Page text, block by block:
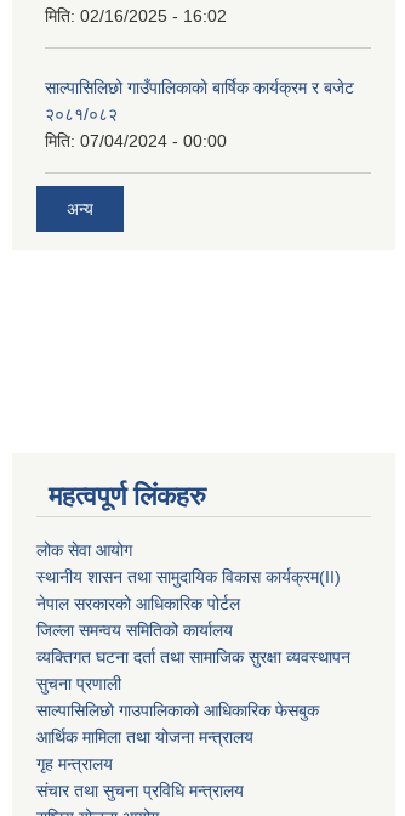
मिति: 02/16/2025 - 16:02
साल्पासिलिछो गाउँपालिकाको बार्षिक कार्यक्रम र बजेट
२०८१/०८२
मिति: 07/04/2024 - 00:00
अन्य
महत्वपूर्ण लिंकहरु
लोक सेवा आयोग
स्थानीय शासन तथा सामुदायिक विकास कार्यक्रम(II)
नेपाल सरकारको आधिकारिक पोर्टल
जिल्ला समन्वय समितिको कार्यालय
व्यक्तिगत घटना दर्ता तथा सामाजिक सुरक्षा व्यवस्थापन
सुचना प्रणाली
साल्पासिलिछो गाउपालिकाको आधिकारिक फेसबुक
आर्थिक मामिला तथा योजना मन्त्रालय
गृह मन्त्रालय
संचार तथा सुचना प्रविधि मन्त्रालय